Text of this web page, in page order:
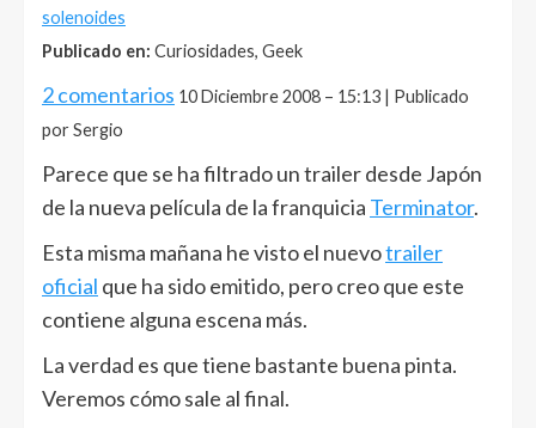
solenoides
Publicado en: Curiosidades, Geek
2 comentarios 10 Diciembre 2008 – 15:13 | Publicado
por Sergio
Parece que se ha filtrado un trailer desde Japón
de la nueva película de la franquicia Terminator.
Esta misma mañana he visto el nuevotrailer
oficial que ha sido emitido, pero creo que este
contiene alguna escena más.
La verdad es que tiene bastante buena pinta.
Veremos cómo sale al final.